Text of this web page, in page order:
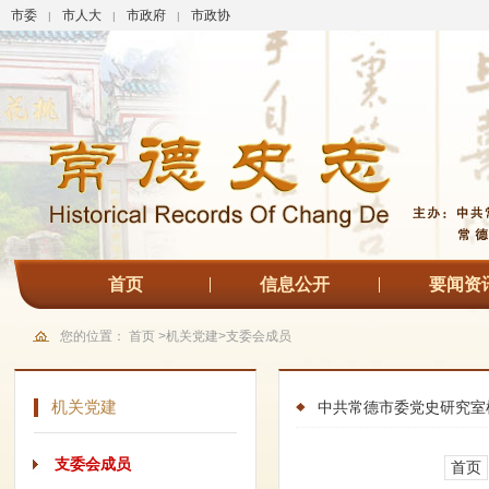
市委 | 市人大 | 市政府 | 市政协
首页 信息公开 要闻资
您的位置： 首页 >机关党建>支委会成员
机关党建
支委会成员
中共常德市委党史研究
首页